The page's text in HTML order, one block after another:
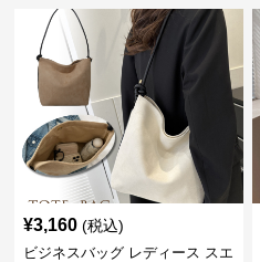
¥3,160 (税込)
ビジネスバッグ レディース スエ